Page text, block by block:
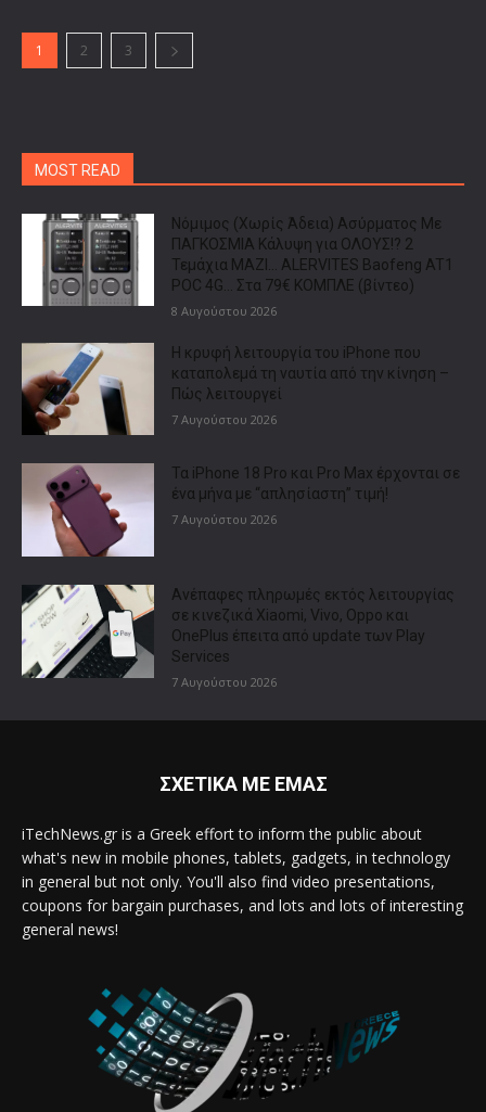
1 2 3
MOST READ
Νόμιμος (Χωρίς Άδεια) Ασύρματος Με
ΠΑΓΚΟΣΜΙΑ Κάλυψη για ΟΛΟΥΣ!? 2
Τεμάχια ΜΑΖΙ… ALERVITES Baofeng AT1
POC 4G… Στα 79€ ΚΟΜΠΛΕ (βίντεο)
8 Αυγούστου 2026
Η κρυφή λειτουργία του iPhone που
καταπολεμά τη ναυτία από την κίνηση –
Πώς λειτουργεί
7 Αυγούστου 2026
Τα iPhone 18 Pro και Pro Max έρχονται σε
ένα μήνα με “απλησίαστη” τιμή!
7 Αυγούστου 2026
Ανέπαφες πληρωμές εκτός λειτουργίας
σε κινεζικά Xiaomi, Vivo, Oppo και
OnePlus έπειτα από update των Play
Services
7 Αυγούστου 2026
ΣΧΕΤΙΚΑ ΜΕ ΕΜΑΣ
iTechNews.gr is a Greek effort to inform the public about
what's new in mobile phones, tablets, gadgets, in technology
in general but not only. You'll also find video presentations,
coupons for bargain purchases, and lots and lots of interesting
general news!